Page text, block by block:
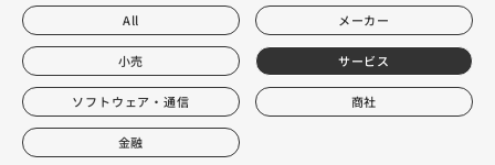
All メーカー
小売 サービス
ソフトウェア・通信 商社
金融